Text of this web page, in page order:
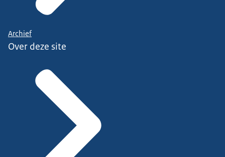
Archief
Over deze site